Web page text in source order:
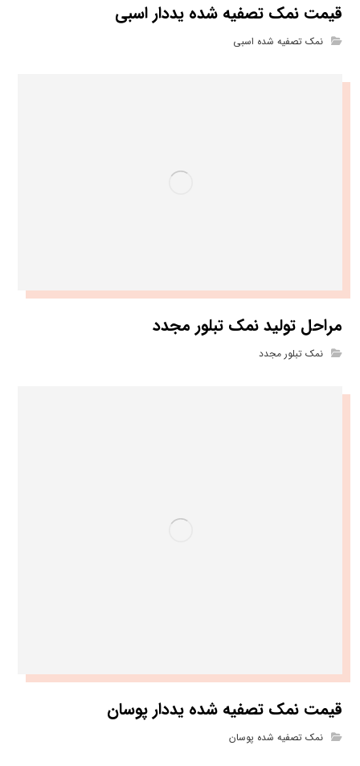
قیمت نمک تصفیه شده یددار اسبی
نمک تصفیه شده اسبی
مراحل تولید نمک تبلور مجدد
نمک تبلور مجدد
قیمت نمک تصفیه شده یددار پوسان
نمک تصفیه شده پوسان